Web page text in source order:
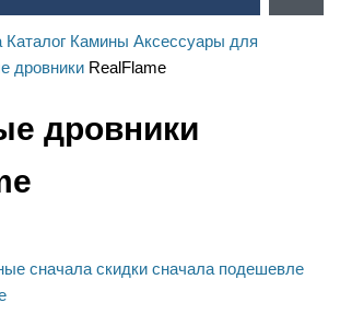
Каталог Камины Аксессуары для
дровники RealFlame
дровники
сначала скидки сначала подешевле